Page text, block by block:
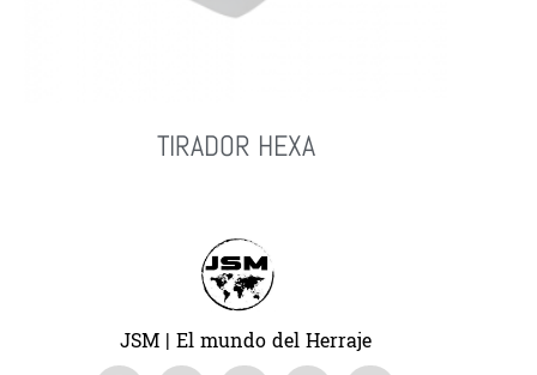
TIRADOR HEXA
JSM | El mundo del Herraje